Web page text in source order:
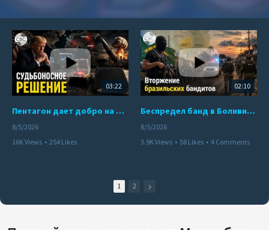
03:22
Пентагон дает добро на ядерный удар по противникам США
8/5/2026
16K Views • 254 Likes
02:10
Беспредел банд в Боливии. Расправы над наркоторговцами
8/5/2026
3.9K Views • 58 Likes • 4 Comments
1 2